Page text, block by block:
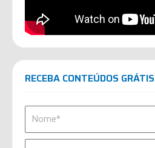
RECEBA CONTEÚDOS GRÁTIS